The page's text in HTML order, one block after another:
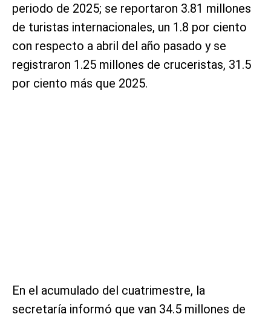
periodo de 2025; se reportaron 3.81 millones
de turistas internacionales, un 1.8 por ciento
con respecto a abril del año pasado y se
registraron 1.25 millones de cruceristas, 31.5
por ciento más que 2025.
En el acumulado del cuatrimestre, la
secretaría informó que van 34.5 millones de